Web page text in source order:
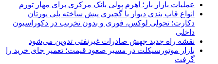
عملیات بازار باز؛ اهرم پولی بانک مرکزی برای مهار تورم
انواع قاب بندی دیوار با گچبری پیش ساخته پلی یورتان
دکارت؛ تحولی لوکس، فوری و بدون تخریب در دکوراسیون
داخلی
نقشه راه جدید جهش صادرات غیرنفتی تدوین می‌شود
بازار موتورسیکلت در مسیر صعود قیمت؛ تعمیر جای خرید را
گرفت